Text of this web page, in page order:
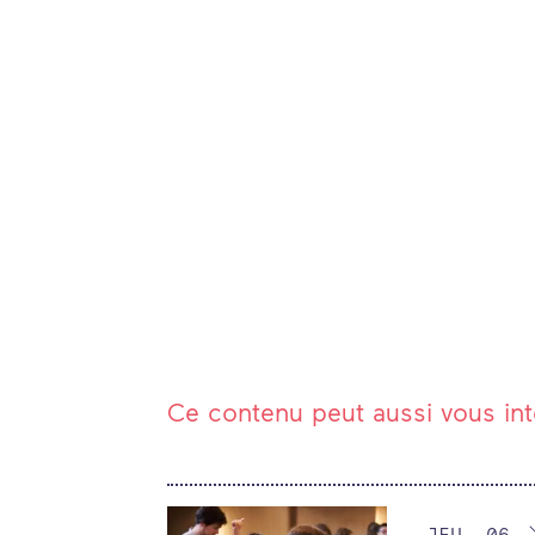
Ce contenu peut aussi vous